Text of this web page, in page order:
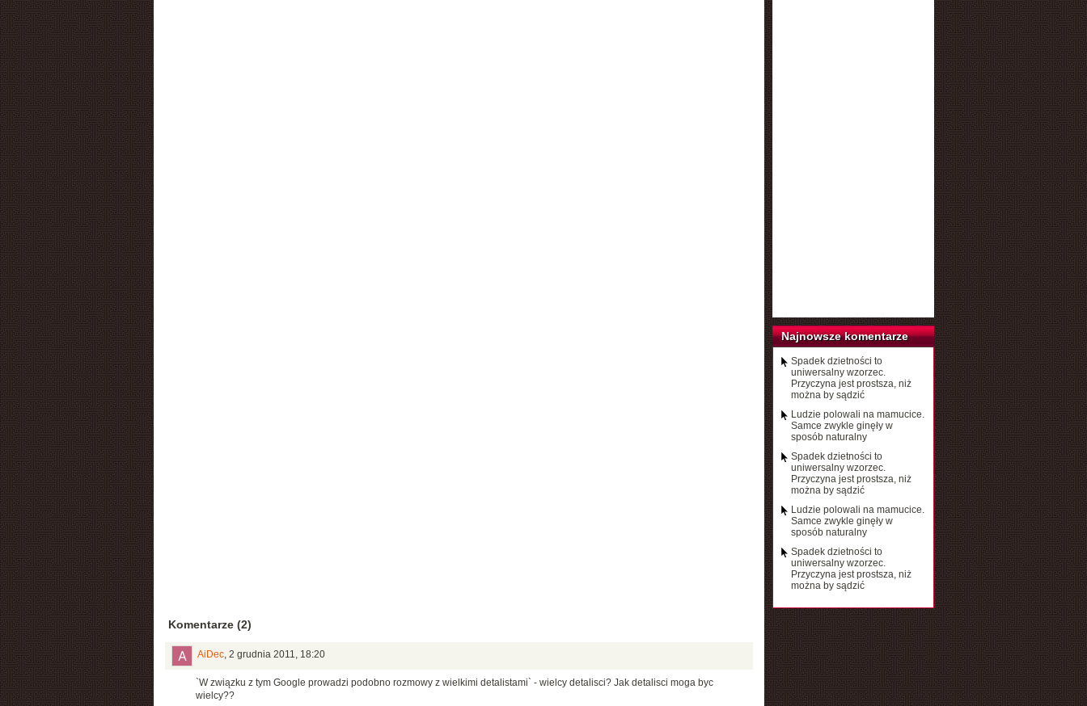
Komentarze (2)
AiDec, 2 grudnia 2011, 18:20
`W związku z tym Google prowadzi podobno rozmowy z wielkimi detalistami` - wielcy detalisci? Jak detalisci moga byc
wielcy??
Najnowsze komentarze
Spadek dzietności to
uniwersalny wzorzec.
Przyczyna jest prostsza, niż
można by sądzić
Ludzie polowali na mamucice.
Samce zwykle ginęły w
sposób naturalny
Spadek dzietności to
uniwersalny wzorzec.
Przyczyna jest prostsza, niż
można by sądzić
Ludzie polowali na mamucice.
Samce zwykle ginęły w
sposób naturalny
Spadek dzietności to
uniwersalny wzorzec.
Przyczyna jest prostsza, niż
można by sądzić